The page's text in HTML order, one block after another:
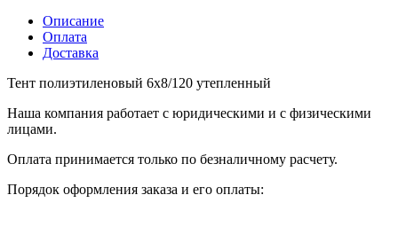
Описание
Оплата
Доставка
Тент полиэтиленовый 6х8/120 утепленный
Наша компания работает с юридическими и с физическими
лицами.
Оплата принимается только по безналичному расчету.
Порядок оформления заказа и его оплаты: